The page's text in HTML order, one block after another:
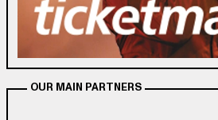
OUR MAIN PARTNERS